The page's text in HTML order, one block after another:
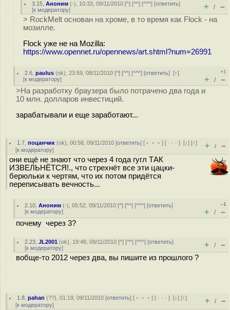
3.15 ,Аноним (-), 10:33, 09/11/2010 [^] [^^] [^^^] [ответить]
[к модератору] + / –
> RockMelt основан на хроме, в то время как Flock - на
мозилле.
Flock уже не на Mozilla:
https://www.opennet.ru/opennews/art.shtml?num=26991
2.6 ,paulus (ok), 23:59, 08/11/2010 [^] [^^] [^^^] [ответить][↑]
[к модератору]
+1
+ / –
>На разработку браузера было потрачено два года и
10 млн. долларов инвестиций.
зарабатывали и еще заработают...
1.7 ,поцанчик (ok), 00:58, 09/11/2010 [ответить] [ ﹢﹢﹢] [ · · ·][↓] [↑]
[к модератору] + / –
они ещё не знают что через 4 года гугл ТАК
ИЗВЕЛЬНЁТСЯ!., что стрехнёт все эти цацки-
берюльки к чертям, что их потом придётся
переписывать вечность...
2.10 ,Аноним (-), 05:52, 09/11/2010 [^] [^^] [^^^] [ответить]
[к модератору]
–1
+ / –
почему через 3?
2.23 ,JL2001 (ok), 19:48, 09/11/2010 [^] [^^] [^^^] [ответить]
[к модератору] + / –
вобще-то 2012 через два, вы пишите из прошлого ?
1.8 ,pahan (??), 01:19, 09/11/2010 [ответить] [ ﹢﹢﹢] [ · · ·][↓] [↑]
[к модератору] + / –